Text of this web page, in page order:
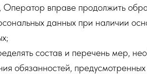
Оператор вправе продолжить
данных при наличии
состав и перечень мер,
обязанностей,